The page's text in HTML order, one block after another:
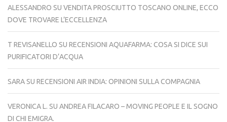
ALESSANDRO SU VENDITA PROSCIUTTO TOSCANO ONLINE, ECCO
DOVE TROVARE L’ECCELLENZA
T REVISANELLO SU RECENSIONI AQUAFARMA: COSA SI DICE SUI
PURIFICATORI D’ACQUA
SARA SU RECENSIONI AIR INDIA: OPINIONI SULLA COMPAGNIA
VERONICA L. SU ANDREA FILACARO – MOVING PEOPLE E IL SOGNO
DI CHI EMIGRA.